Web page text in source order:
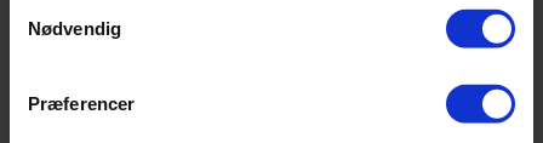
Nødvendig
Præferencer